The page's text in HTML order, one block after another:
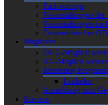
Fachvorträge
Veranstaltungen der
Veranstaltungen im
Österreichischer
Mitglieder
ÖGG-Mitglied
AG-Mitglied werden
Mentoring-
Leitfaden
Anmeldung zum
Services